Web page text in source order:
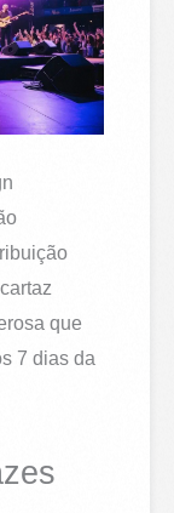
que
7 dias da